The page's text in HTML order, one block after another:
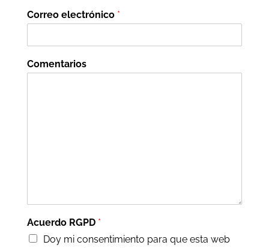
Correo electrónico *
Comentarios
Acuerdo RGPD *
Doy mi consentimiento para que esta web